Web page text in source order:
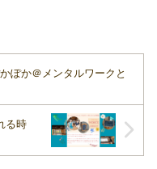
ぽか＠メンタルワークと
る時